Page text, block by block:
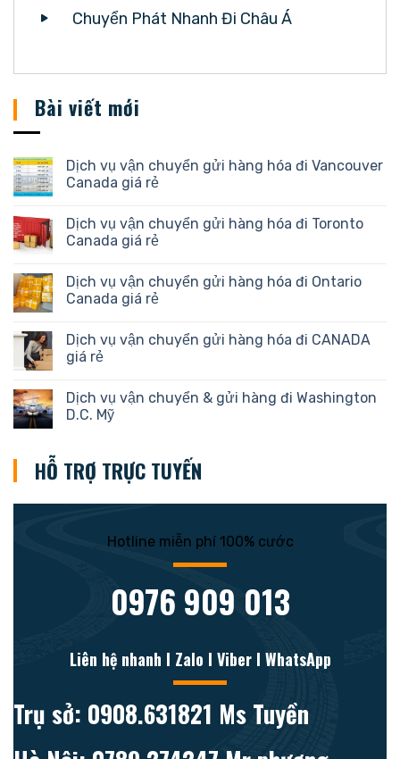
Chuyển Phát Nhanh Đi Châu Á
Bài viết mới
Dịch vụ vận chuyển gửi hàng hóa đi Vancouver
Canada giá rẻ
Dịch vụ vận chuyển gửi hàng hóa đi Toronto
Canada giá rẻ
Dịch vụ vận chuyển gửi hàng hóa đi Ontario
Canada giá rẻ
Dịch vụ vận chuyển gửi hàng hóa đi CANADA
giá rẻ
Dịch vụ vận chuyển & gửi hàng đi Washington
D.C. Mỹ
HỖ TRỢ TRỰC TUYẾN
Hotline miễn phí 100% cước
0976 909 013
Liên hệ nhanh l Zalo l Viber l WhatsApp
Trụ sở: 0908.631821 Ms Tuyền